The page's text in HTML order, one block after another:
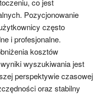
co jest
Pozycjonowanie
często
i profesjonalne.
kosztów
wyszukiwania jest
perspektywie czasowej
oraz stabilny